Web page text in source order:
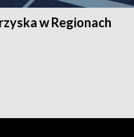
w Regionach